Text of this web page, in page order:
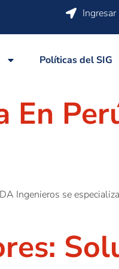
Ingresar
Políticas del SIG
Ingenieros se